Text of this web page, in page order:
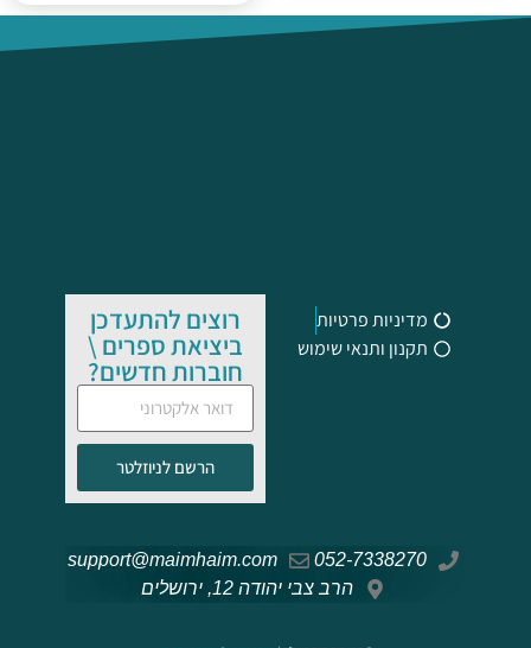
מדיניות פרטיות
תקנון ותנאי שימוש
רוצים להתעדכן
ביציאת ספרים \
חוברות חדשים?
הרשם לניוזלטר
052-7338270
support@maimhaim.com
הרב צבי יהודה 12, ירושלים